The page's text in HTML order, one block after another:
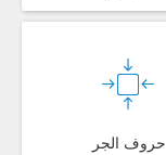
حروف الجر